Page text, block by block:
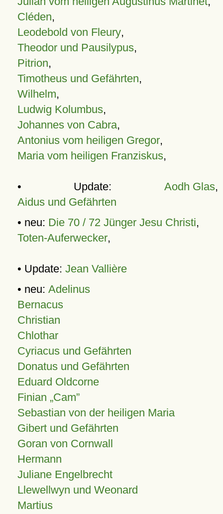
Cléden,
Leodebold von Fleury,
Theodor und Pausilypus,
Pitrion,
Timotheus und Gefährten,
Wilhelm,
Ludwig Kolumbus,
Johannes von Cabra,
Antonius vom heiligen Gregor,
Maria vom heiligen Franziskus,
• Update: Aodh Glas,
Aidus und Gefährten
• neu: Die 70 / 72 Jünger Jesu Christi,
Toten-Auferwecker,
• Update: Jean Vallière
• neu: Adelinus
Bernacus
Christian
Chlothar
Cyriacus und Gefährten
Donatus und Gefährten
Eduard Oldcorne
Finian Cam
Sebastian von der heiligen Maria
Gibert und Gefährten
Goran von Cornwall
Hermann
Juliane Engelbrecht
Llewellwyn und Weonard
Martius